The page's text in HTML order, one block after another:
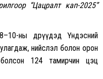
“Цацралт кап-2025”
ны өдрүүдэд Үндэсний
нийслэл болон орон
болсон 124 тамирчин цэц